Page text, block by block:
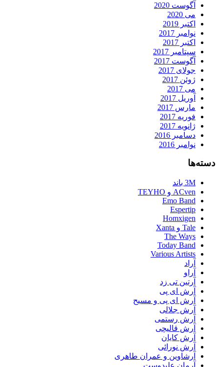
آگوست 2020
می 2020
اکتبر 2019
نوامبر 2017
اکتبر 2017
سپتامبر 2017
آگوست 2017
جولای 2017
ژوئن 2017
می 2017
آوریل 2017
مارس 2017
فوریه 2017
ژانویه 2017
دسامبر 2016
نوامبر 2016
دسته‌ها
3M باند
ACven و TEYHO
Emo Band
Espertip
Homxigen
Tale و Xanta
The Ways
Today Band
Various Artists
آراد
آراو
آرتین تی زد
آرش ای پی
آرش ای پی و مسیح
آرش جلالی
آرش رستمی
آرش قالیچی
آرش کایان
آرش نورائی
آرشاوین و عمران طاهری
آرمان علیدوست